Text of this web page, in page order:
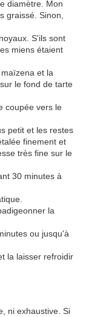
diamètre. Mon
graissé. Sinon,
S'ils sont
miens étaient
et la
le fond de tarte
coupée vers le
petit et les restes
finement et
très fine sur le
30 minutes à
la
ou jusqu'à
la laisser refroidir
ni exhaustive. Si